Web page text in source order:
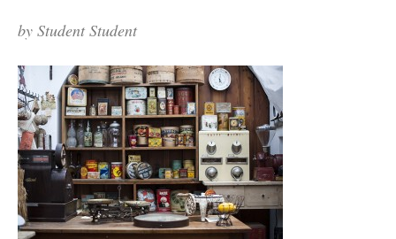
by Student Student